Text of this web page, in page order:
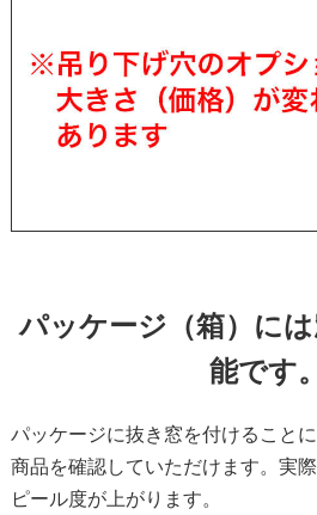
パッケージ（箱）に
能です。
パッケージに抜き窓を付けること
商品を確認していただけます。実
ピール度が上がります。